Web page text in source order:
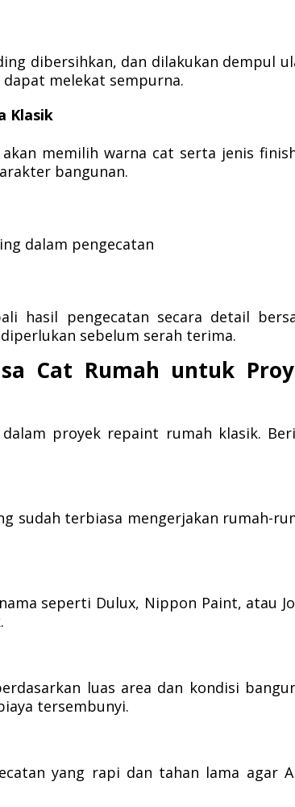
dibersihkan, dan dilakukan dempul
melekat sempurna.
Klasik
memilih warna cat serta jenis
bangunan.
dalam pengecatan
hasil pengecatan secara detail
sebelum serah terima.
Cat Rumah untuk
proyek repaint rumah klasik.
sudah terbiasa mengerjakan rumah-
seperti Dulux, Nippon Paint, atau
luas area dan kondisi
tersembunyi.
yang rapi dan tahan lama agar